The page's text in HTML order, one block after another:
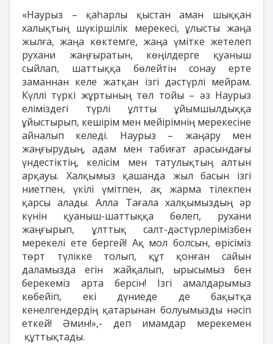
«Наурыз – қаһарлы қыстан аман шыққан
халықтың шүкіршілік мерекесі, ұлысты жаңа
жылға, жаңа көктемге, жаңа үмітке жетелеп
рухани жаңғыратын, көңілдерге қуаныш
сыйлап, шаттыққа бөлейтін сонау ерте
заманнан келе жатқан ізгі дәстүрлі мейрам.
Күллі түркі жұртының төл тойы – әз Наурыз
еліміздегі түрлі ұлтты ұйымшылдыққа
ұйыстырып, кешірім мен мейірімнің мерекесіне
айналып келеді. Наурыз – жаңару мен
жаңғырудың, адам мен табиғат арасындағы
үндестіктің, келісім мен татулықтың алтын
арқауы. Халқымыз қашанда жыл басын ізгі
ниетпен, үкілі үмітпен, ақ жарма тілекпен
қарсы алады. Алла Тағала халқымыздың әр
күнін қуаныш-шаттыққа бөлеп, рухани
жаңғырып, ұлттық салт-дәстүрлерімізбен
мерекелі ете бергей! Ақ мол болсын, өрісіміз
төрт түлікке толып, құт қонған сайын
даламызда егін жайқалып, ырысымыз бен
берекеміз арта берсін! Ізгі амалдарымыз
көбейіп, екі дүниеде де бақытқа
кенелгендердің қатарынан болуымызды нәсіп
еткей! Әмин!»,- деп имамдар мерекемен
құттықтады.